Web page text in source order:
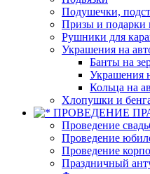
Подушечки,
Призы и подарки
Рушники для
Украшения на
Банты на
Украшения
Кольца на
Хлопушки и
ПРОВЕДЕНИЕ
Проведение
Проведение
Проведение
Праздничный